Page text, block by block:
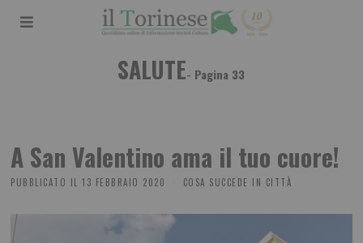
SALUTE- Pagina 33
A San Valentino ama il tuo cuore!
PUBBLICATO IL 13 FEBBRAIO 2020 COSA SUCCEDE IN CITTÀ